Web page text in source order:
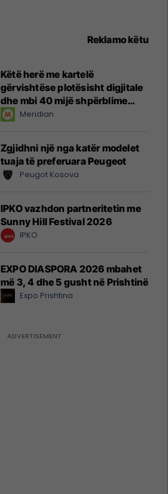
Reklamo këtu
Këtë herë me kartelë
gërvishtëse plotësisht digjitale
dhe mbi 40 mijë shpërblime
instant!Meridian
Zgjidhni një nga katër modelet
tuaja të preferuara Peugeot
Peugot Kosova
IPKO vazhdon partneritetin me
Sunny Hill Festival 2026
IPKO
EXPO DIASPORA 2026 mbahet
më 3, 4 dhe 5 gusht në Prishtinë
Expo Prishtina